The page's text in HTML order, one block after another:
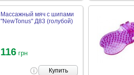
Массажный мяч с шипами
"NewTonus" Д83 (голубой)
116 грн
Купить